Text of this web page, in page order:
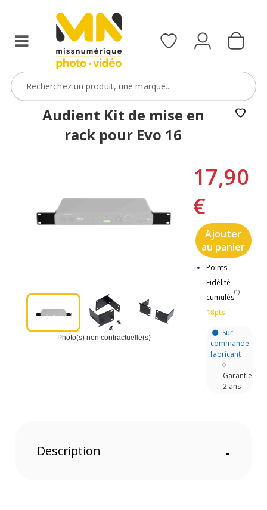
Audient Kit de mise en
rack pour Evo 16
Photo(s) non contractuelle(s)
17,90
€
Ajouter
au panier
Points
Fidélité
cumulés
(1)
18pts
Sur
commande
fabricant
Garantie
2 ans
Description -